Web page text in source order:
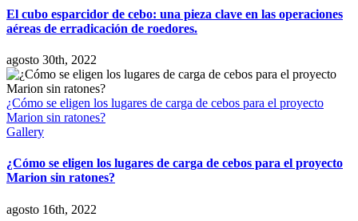
El cubo esparcidor de cebo: una pieza clave en las operaciones
aéreas de erradicación de roedores.
agosto 30th, 2022
¿Cómo se eligen los lugares de carga de cebos para el proyecto
Marion sin ratones?
Gallery
¿Cómo se eligen los lugares de carga de cebos para el proyecto
Marion sin ratones?
agosto 16th, 2022